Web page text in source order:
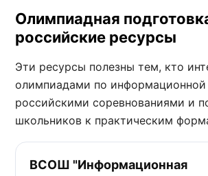
Олимпиадная
российские ресурсы
Эти ресурсы полезны тем, кто
олимпиадами по информационной
российскими соревнованиями и
школьников к практическим
ВСОШ "Информационная